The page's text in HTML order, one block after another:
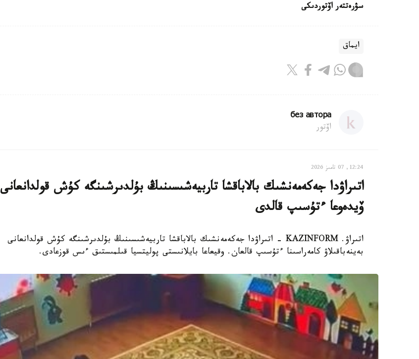
سۋرەتتەر اۆتوردىكى
ايماق
без автора
اۆتور
12:24, 07 تامىز 2026
اتىراۋدا جەكەمەنشىك بالاباقشا تاربيەشىسىنىڭ بۇلدىرشىنگە كۇش قولدانعانى
ۆيدەوعا ءتۇسىپ قالدى
اتىراۋ. KAZINFORM - اتىراۋدا جەكەمەنشىك بالاباقشا تاربيەشىسىنىڭ بۇلدىرشىنگە كۇش قولدانعانى
بەينەباقىلاۋ كامەراسىنا ءتۇسىپ قالعان. وقيعاعا بايلانىستى پوليتسيا قىلمىستىق ءىس قوزعادى.